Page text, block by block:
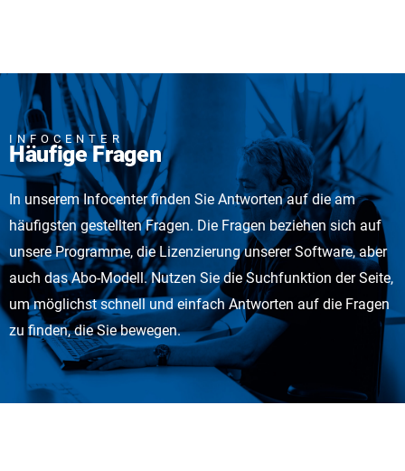
INFOCENTER
Häufige Fragen
In unserem Infocenter finden Sie Antworten auf die am
häufigsten gestellten Fragen. Die Fragen beziehen sich auf
unsere Programme, die Lizenzierung unserer Software, aber
auch das Abo-Modell. Nutzen Sie die Suchfunktion der Seite,
um möglichst schnell und einfach Antworten auf die Fragen
zu finden, die Sie bewegen.